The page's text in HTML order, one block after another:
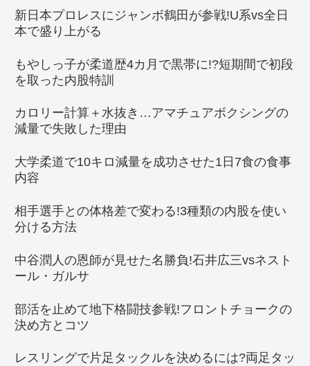
新日本プロレスにジャンボ鶴田が参戦!U系vs全日
本で盛り上がる
もやしっ子が柔道歴4カ月で黒帯に!?短期間で初段
を取った内股特訓
カロリー計算＋水抜き…アマチュアボクシングの
減量で失敗した理由
大学柔道で10キロ減量を成功させた1日7食の食事
内容
相手選手との体格差で変わる!3種類の内股を使い
分ける方法
中谷潤人の恩師が見せた名勝負!石井広三vsネスト
ール・ガルサ
部活を止めて地下格闘技参戦!フロントチョークの
決め方とコツ
レスリングで片足タックルを決めるには?両足タッ